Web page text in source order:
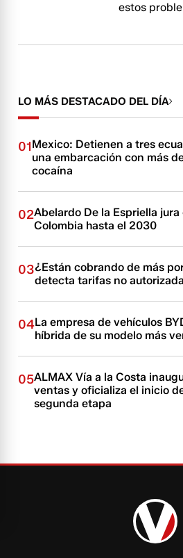
estos
LO MÁS DESTACADO DEL DÍA
01Mexico: Detienen a tres
una embarcación con más
cocaína
02Abelardo De la Espriella
Colombia hasta el 2030
03¿Están cobrando de más
detecta tarifas no
04La empresa de vehículos
híbrida de su modelo más
05ALMAX Vía a la Costa
ventas y oficializa el inicio
segunda etapa